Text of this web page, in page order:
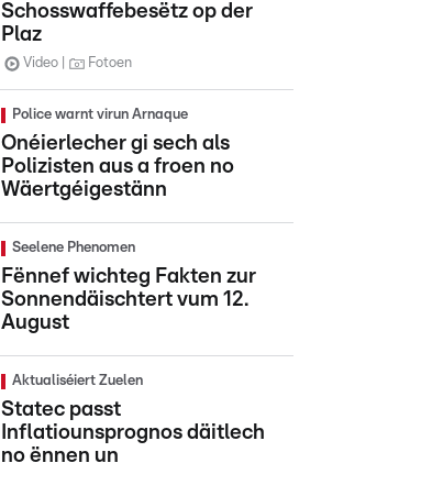
Schosswaffebesëtz op der
Plaz
Video Fotoen
Police warnt virun Arnaque
Onéierlecher gi sech als
Polizisten aus a froen no
Wäertgéigestänn
Seelene Phenomen
Fënnef wichteg Fakten zur
Sonnendäischtert vum 12.
August
Aktualiséiert Zuelen
Statec passt
Inflatiounsprognos däitlech
no ënnen un